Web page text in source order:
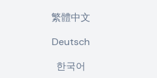
繁體中文
Deutsch
한국어